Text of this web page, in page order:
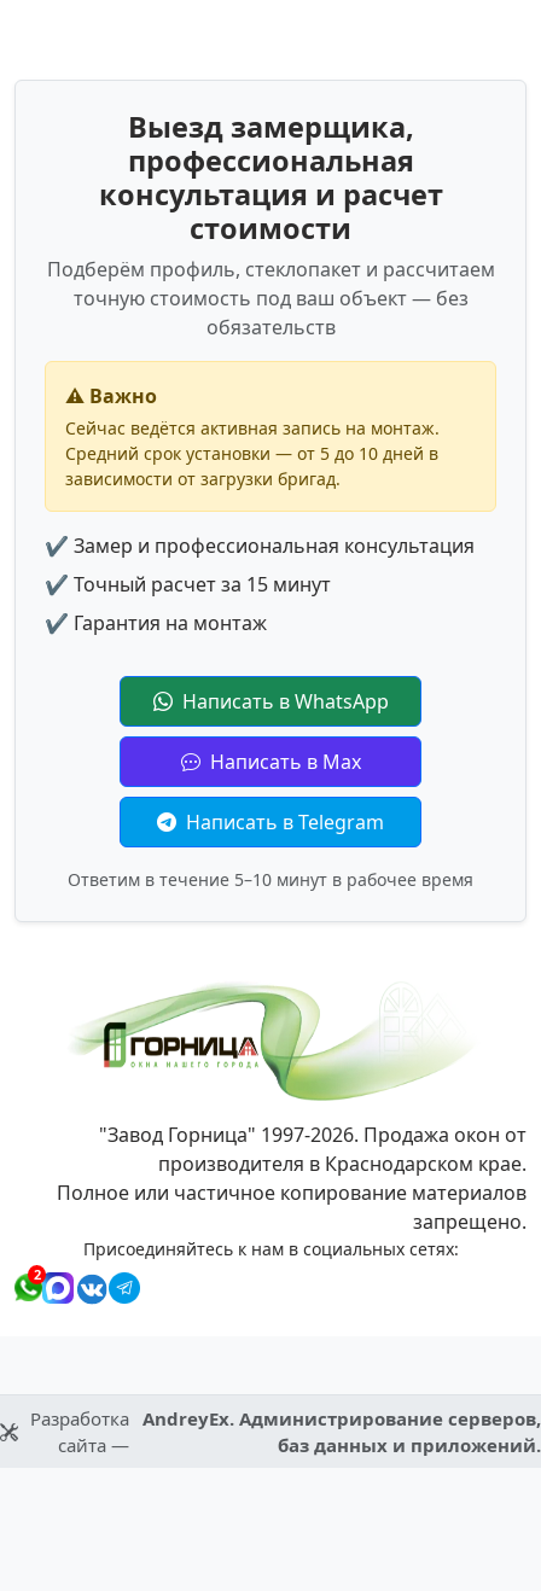
Выезд замерщика,
профессиональная
консультация и расчет
стоимости
Подберём профиль, стеклопакет и рассчитаем
точную стоимость под ваш объект — без
обязательств
⚠️ Важно
Сейчас ведётся активная запись на монтаж.
Средний срок установки — от 5 до 10 дней в
зависимости от загрузки бригад.
✔ Замер и профессиональная консультация
✔ Точный расчет за 15 минут
✔ Гарантия на монтаж
Написать в WhatsApp
Написать в Max
Написать в Telegram
Ответим в течение 5–10 минут в рабочее время
"Завод Горница" 1997-2026. Продажа окон от
производителя в Краснодарском крае.
Полное или частичное копирование материалов
запрещено.
Присоединяйтесь к нам в социальных сетях:
2
Разработка
сайта —
AndreyEx. Администрирование серверов,
баз данных и приложений.